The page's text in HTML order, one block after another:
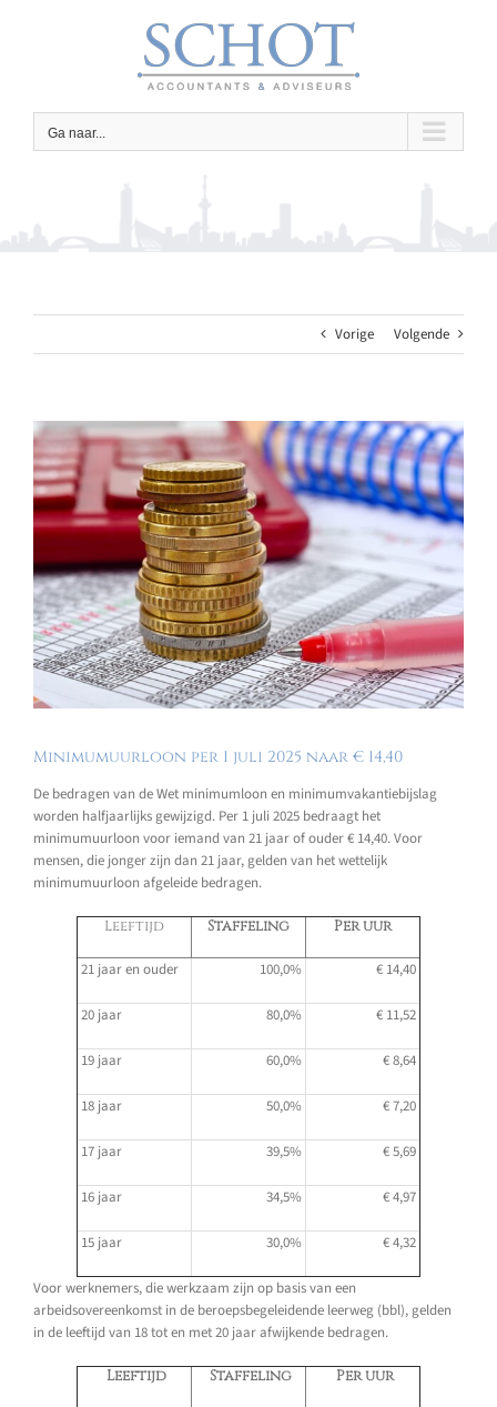
Ga naar...
Vorige Volgende
Bekijk
grotere
afbeelding
Minimumuurloon per 1 juli 2025 naar € 14,40
De bedragen van de Wet minimumloon en minimumvakantiebijslag
worden halfjaarlijks gewijzigd. Per 1 juli 2025 bedraagt het
minimumuurloon voor iemand van 21 jaar of ouder € 14,40. Voor
mensen, die jonger zijn dan 21 jaar, gelden van het wettelijk
minimumuurloon afgeleide bedragen.
Leeftijd Staffeling Per uur
21 jaar en ouder 100,0% € 14,40
20 jaar 80,0% € 11,52
19 jaar 60,0% € 8,64
18 jaar 50,0% € 7,20
17 jaar 39,5% € 5,69
16 jaar 34,5% € 4,97
15 jaar 30,0% € 4,32
Voor werknemers, die werkzaam zijn op basis van een
arbeidsovereenkomst in de beroepsbegeleidende leerweg (bbl), gelden
in de leeftijd van 18 tot en met 20 jaar afwijkende bedragen.
Leeftijd Staffeling Per uur